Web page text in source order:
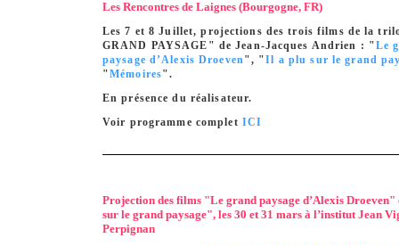
Les Rencontres de Laignes (Bourgogne, FR)
Les 7 et 8 Juillet, projections des trois films de la
GRAND PAYSAGE" de Jean-Jacques Andrien : "Le
paysage d’Alexis Droeven ", "Il a plu sur le grand
"Mémoires".
En présence du réalisateur.
Voir programme complet ICI
Projection des films "Le grand paysage d’Alexis
sur le grand paysage", les 30 et 31 mars à l’institut Jean
Perpignan